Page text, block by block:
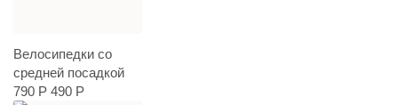
Велосипедки со
средней посадкой
790 Р 490 Р